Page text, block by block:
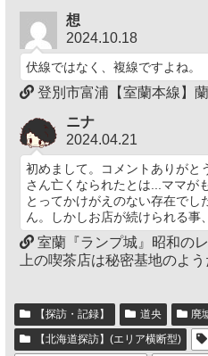
想
2024.10.18
伏線ではなく、複線ですよね。
登別市富浦【室蘭本線】
ニナ
2024.04.21
初めまして。コメントありがと
さん亡くなられたとは...ママが
とってかけがえのない存在でし
ん。しかしお店が続けられる事
室蘭『ランプ城』昭和の
上の喫茶店は秘密基地のよう
【探訪・記録】 道央
廃
【北海道探訪】(エリア横断型)